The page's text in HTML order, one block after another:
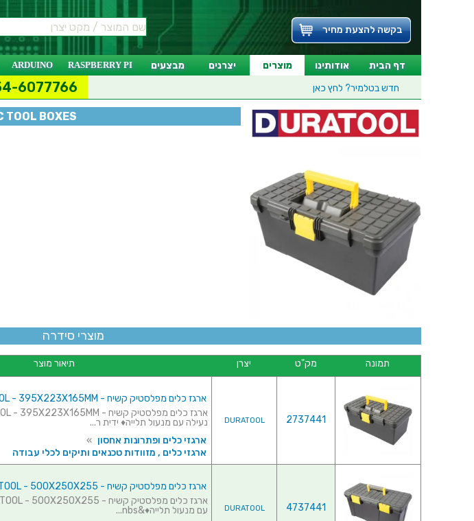
בקשה להצעת מחיר
דף הבית אודותינו מוצרים יצרנים מבצעים RASPBERRY PI
ARDUINO
חדש בטלמיר? לחץ כאן 6077766
TOOL BOXES
מוצרי סידרה
תמונה מק"ט יצרן תיאור מוצר
2737441
DURATOOL
ארגז כלים מפלסטיק קשיח - DURATOOL - 395X223X165MM
נעילה עם מנעול תלייה♦ ידית ר...
ארגזי כלים ופתרונות אחסון »
ארגזי כלים , מזוודות טכנאים ותיקים לכלי עבודה
4737441
DURATOOL
ארגז כלים מפלסטיק קשיח - DURATOOL - 500X250X255
עם מנעול תלייה♦&nbs...